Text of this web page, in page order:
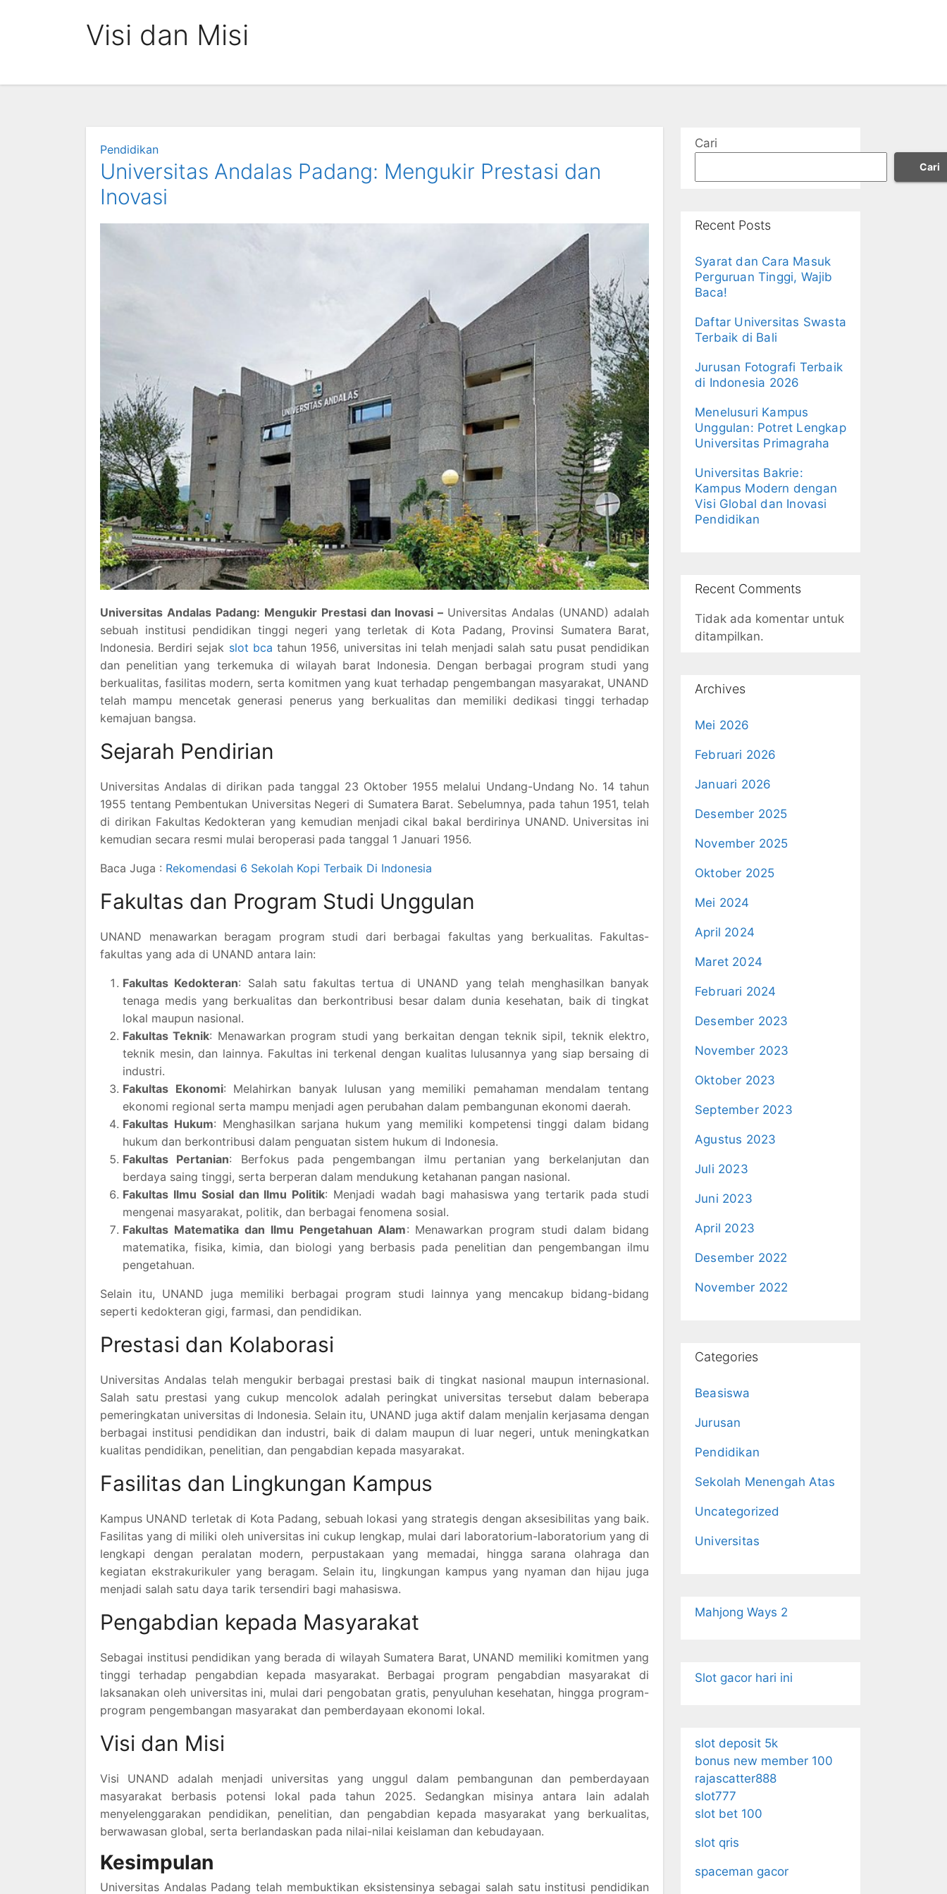
Visi dan Misi
Pendidikan
Universitas Andalas Padang: Mengukir Prestasi dan
Inovasi
Universitas Andalas Padang: Mengukir Prestasi dan Inovasi – Universitas Andalas (UNAND) adalah
sebuah institusi pendidikan tinggi negeri yang terletak di Kota Padang, Provinsi Sumatera Barat,
Indonesia. Berdiri sejak slot bca tahun 1956, universitas ini telah menjadi salah satu pusat pendidikan
dan penelitian yang terkemuka di wilayah barat Indonesia. Dengan berbagai program studi yang
berkualitas, fasilitas modern, serta komitmen yang kuat terhadap pengembangan masyarakat, UNAND
telah mampu mencetak generasi penerus yang berkualitas dan memiliki dedikasi tinggi terhadap
kemajuan bangsa.
Sejarah Pendirian
Universitas Andalas di dirikan pada tanggal 23 Oktober 1955 melalui Undang-Undang No. 14 tahun
1955 tentang Pembentukan Universitas Negeri di Sumatera Barat. Sebelumnya, pada tahun 1951, telah
di dirikan Fakultas Kedokteran yang kemudian menjadi cikal bakal berdirinya UNAND. Universitas ini
kemudian secara resmi mulai beroperasi pada tanggal 1 Januari 1956.
Baca Juga : Rekomendasi 6 Sekolah Kopi Terbaik Di Indonesia
Fakultas dan Program Studi Unggulan
UNAND menawarkan beragam program studi dari berbagai fakultas yang berkualitas. Fakultas-
fakultas yang ada di UNAND antara lain:
Fakultas Kedokteran: Salah satu fakultas tertua di UNAND yang telah menghasilkan banyak
tenaga medis yang berkualitas dan berkontribusi besar dalam dunia kesehatan, baik di tingkat
lokal maupun nasional.
Fakultas Teknik: Menawarkan program studi yang berkaitan dengan teknik sipil, teknik elektro,
teknik mesin, dan lainnya. Fakultas ini terkenal dengan kualitas lulusannya yang siap bersaing di
industri.
Fakultas Ekonomi: Melahirkan banyak lulusan yang memiliki pemahaman mendalam tentang
ekonomi regional serta mampu menjadi agen perubahan dalam pembangunan ekonomi daerah.
Fakultas Hukum: Menghasilkan sarjana hukum yang memiliki kompetensi tinggi dalam bidang
hukum dan berkontribusi dalam penguatan sistem hukum di Indonesia.
Fakultas Pertanian: Berfokus pada pengembangan ilmu pertanian yang berkelanjutan dan
berdaya saing tinggi, serta berperan dalam mendukung ketahanan pangan nasional.
Fakultas Ilmu Sosial dan Ilmu Politik: Menjadi wadah bagi mahasiswa yang tertarik pada studi
mengenai masyarakat, politik, dan berbagai fenomena sosial.
Fakultas Matematika dan Ilmu Pengetahuan Alam: Menawarkan program studi dalam bidang
matematika, fisika, kimia, dan biologi yang berbasis pada penelitian dan pengembangan ilmu
pengetahuan.
Selain itu, UNAND juga memiliki berbagai program studi lainnya yang mencakup bidang-bidang
seperti kedokteran gigi, farmasi, dan pendidikan.
Prestasi dan Kolaborasi
Universitas Andalas telah mengukir berbagai prestasi baik di tingkat nasional maupun internasional.
Salah satu prestasi yang cukup mencolok adalah peringkat universitas tersebut dalam beberapa
pemeringkatan universitas di Indonesia. Selain itu, UNAND juga aktif dalam menjalin kerjasama dengan
berbagai institusi pendidikan dan industri, baik di dalam maupun di luar negeri, untuk meningkatkan
kualitas pendidikan, penelitian, dan pengabdian kepada masyarakat.
Fasilitas dan Lingkungan Kampus
Kampus UNAND terletak di Kota Padang, sebuah lokasi yang strategis dengan aksesibilitas yang baik.
Fasilitas yang di miliki oleh universitas ini cukup lengkap, mulai dari laboratorium-laboratorium yang di
lengkapi dengan peralatan modern, perpustakaan yang memadai, hingga sarana olahraga dan
kegiatan ekstrakurikuler yang beragam. Selain itu, lingkungan kampus yang nyaman dan hijau juga
menjadi salah satu daya tarik tersendiri bagi mahasiswa.
Pengabdian kepada Masyarakat
Sebagai institusi pendidikan yang berada di wilayah Sumatera Barat, UNAND memiliki komitmen yang
tinggi terhadap pengabdian kepada masyarakat. Berbagai program pengabdian masyarakat di
laksanakan oleh universitas ini, mulai dari pengobatan gratis, penyuluhan kesehatan, hingga program-
program pengembangan masyarakat dan pemberdayaan ekonomi lokal.
Visi dan Misi
Visi UNAND adalah menjadi universitas yang unggul dalam pembangunan dan pemberdayaan
masyarakat berbasis potensi lokal pada tahun 2025. Sedangkan misinya antara lain adalah
menyelenggarakan pendidikan, penelitian, dan pengabdian kepada masyarakat yang berkualitas,
berwawasan global, serta berlandaskan pada nilai-nilai keislaman dan kebudayaan.
Kesimpulan
Universitas Andalas Padang telah membuktikan eksistensinya sebagai salah satu institusi pendidikan
Cari
Cari
Recent Posts
Syarat dan Cara Masuk
Perguruan Tinggi, Wajib
Baca!
Daftar Universitas Swasta
Terbaik di Bali
Jurusan Fotografi Terbaik
di Indonesia 2026
Menelusuri Kampus
Unggulan: Potret Lengkap
Universitas Primagraha
Universitas Bakrie:
Kampus Modern dengan
Visi Global dan Inovasi
Pendidikan
Recent Comments
Tidak ada komentar untuk
ditampilkan.
Archives
Mei 2026
Februari 2026
Januari 2026
Desember 2025
November 2025
Oktober 2025
Mei 2024
April 2024
Maret 2024
Februari 2024
Desember 2023
November 2023
Oktober 2023
September 2023
Agustus 2023
Juli 2023
Juni 2023
April 2023
Desember 2022
November 2022
Categories
Beasiswa
Jurusan
Pendidikan
Sekolah Menengah Atas
Uncategorized
Universitas
Mahjong Ways 2
Slot gacor hari ini
slot deposit 5k
bonus new member 100
rajascatter888
slot777
slot bet 100
slot qris
spaceman gacor